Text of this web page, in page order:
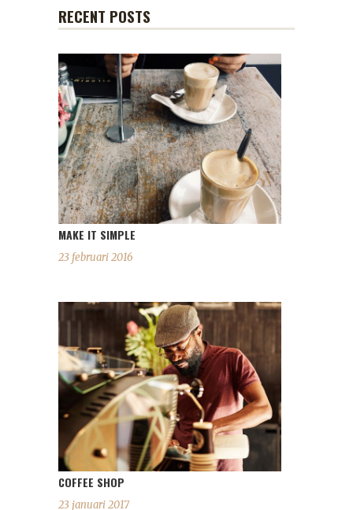
RECENT POSTS
MAKE IT SIMPLE
23 februari 2016
COFFEE SHOP
23 januari 2017